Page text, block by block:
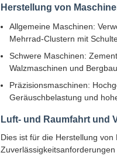
Herstellung von
Allgemeine Maschinen:
Mehrrad-Clustern mit
Schwere Maschinen:
Walzmaschinen und
Präzisionsmaschinen:
Geräuschbelastung und
Luft- und Raumfahrt und
Dies ist für die Herstellung